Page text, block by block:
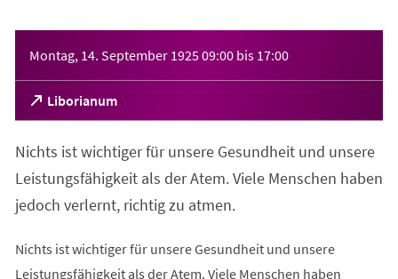
Montag, 14. September 192509:00 bis 17:00
Liborianum
(Öffnet
in
neuen
Tab)
Nichts ist wichtiger für unsere Gesundheit und unsere
Leistungsfähigkeit als der Atem. Viele Menschen haben
jedoch verlernt, richtig zu atmen.
Nichts ist wichtiger für unsere Gesundheit und unsere
Leistungsfähigkeit als der Atem. Viele Menschen haben